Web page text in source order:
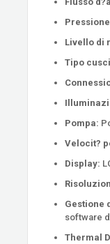
Livello di
Tipo
Pompa:
Velocit?
Display:
Gestione
software
Thermal